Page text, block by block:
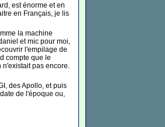
est énorme et en
en Français, je lis
la machine
et mic pour moi,
l'empilage de
compte que le
pas encore.
des Apollo, et puis
de l'époque ou,